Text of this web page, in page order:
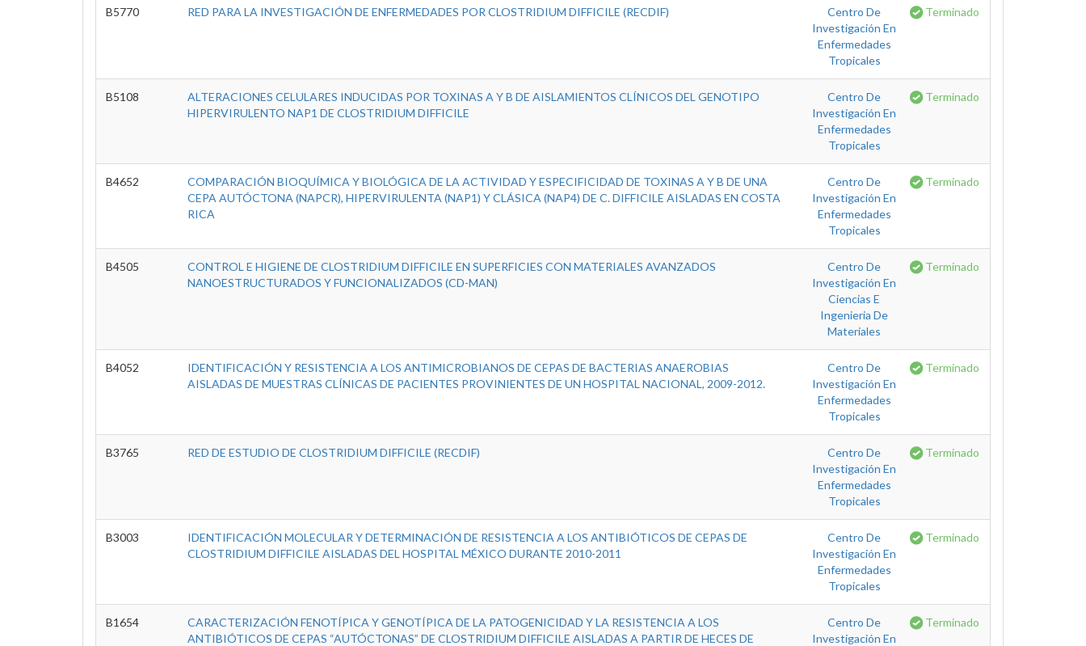
B5770 RED PARA LA INVESTIGACIÓN DE ENFERMEDADES POR CLOSTRIDIUM DIFFICILE (RECDIF)
Centro De
Investigación En
Enfermedades
Tropicales
Terminado
B5108
ALTERACIONES CELULARES INDUCIDAS POR TOXINAS A Y B DE AISLAMIENTOS CLÍNICOS DEL GENOTIPO
HIPERVIRULENTO NAP1 DE CLOSTRIDIUM DIFFICILE
Centro De
Investigación En
Enfermedades
Tropicales
Terminado
B4652
COMPARACIÓN BIOQUÍMICA Y BIOLÓGICA DE LA ACTIVIDAD Y ESPECIFICIDAD DE TOXINAS A Y B DE UNA
CEPA AUTÓCTONA (NAPCR), HIPERVIRULENTA (NAP1) Y CLÁSICA (NAP4) DE C. DIFFICILE AISLADAS EN COSTA
RICA
Centro De
Investigación En
Enfermedades
Tropicales
Terminado
B4505
CONTROL E HIGIENE DE CLOSTRIDIUM DIFFICILE EN SUPERFICIES CON MATERIALES AVANZADOS
NANOESTRUCTURADOS Y FUNCIONALIZADOS (CD-MAN)
Centro De
Investigación En
Ciencias E
Ingenieria De
Materiales
Terminado
B4052
IDENTIFICACIÓN Y RESISTENCIA A LOS ANTIMICROBIANOS DE CEPAS DE BACTERIAS ANAEROBIAS
AISLADAS DE MUESTRAS CLÍNICAS DE PACIENTES PROVINIENTES DE UN HOSPITAL NACIONAL, 2009-2012.
Centro De
Investigación En
Enfermedades
Tropicales
Terminado
B3765 RED DE ESTUDIO DE CLOSTRIDIUM DIFFICILE (RECDIF)
Centro De
Investigación En
Enfermedades
Tropicales
Terminado
B3003
IDENTIFICACIÓN MOLECULAR Y DETERMINACIÓN DE RESISTENCIA A LOS ANTIBIÓTICOS DE CEPAS DE
CLOSTRIDIUM DIFFICILE AISLADAS DEL HOSPITAL MÉXICO DURANTE 2010-2011
Centro De
Investigación En
Enfermedades
Tropicales
Terminado
B1654
CARACTERIZACIÓN FENOTÍPICA Y GENOTÍPICA DE LA PATOGENICIDAD Y LA RESISTENCIA A LOS
ANTIBIÓTICOS DE CEPAS “AUTÓCTONAS” DE CLOSTRIDIUM DIFFICILE AISLADAS A PARTIR DE HECES DE
Centro De
Investigación En
Terminado